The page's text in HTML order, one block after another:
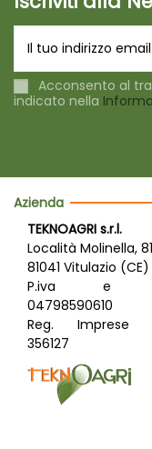
Acconsento al
indicato nella
Azienda
TEKNOAGRI s.r.l.
Località Molinella, 81
81041 Vitulazio (CE)
P.iva e
04798590610
Reg. Imprese
356127